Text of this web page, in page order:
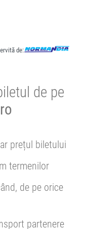
de:
de pe
prețul biletului
termenilor
de pe orice
partenere